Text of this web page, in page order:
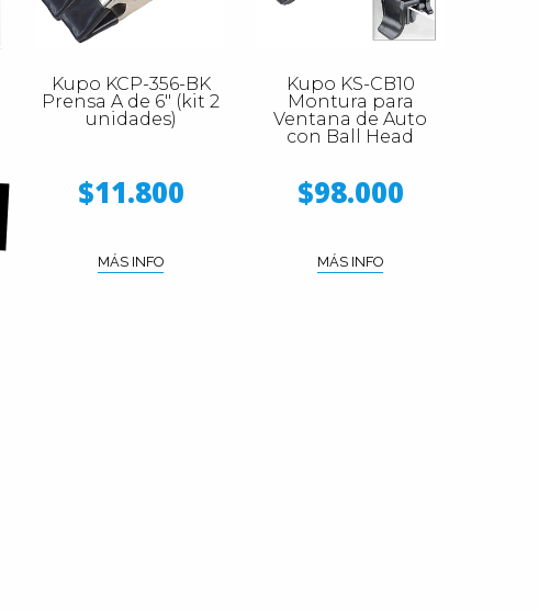
Kupo KCP-356-BK
Prensa A de 6" (kit 2
unidades)
$11.800
MÁS INFO
Kupo KS-CB10
Montura para
Ventana de Auto
con Ball Head
$98.000
MÁS INFO